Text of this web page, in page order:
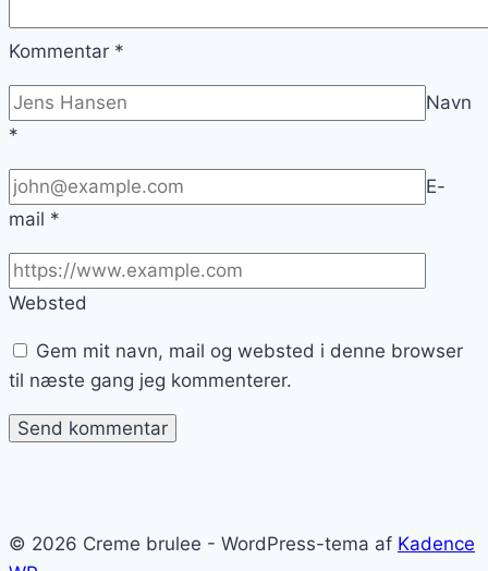
Kommentar *
Navn
*
E-
mail *
Websted
Gem mit navn, mail og websted i denne browser
til næste gang jeg kommenterer.
© 2026 Creme brulee - WordPress-tema af Kadence